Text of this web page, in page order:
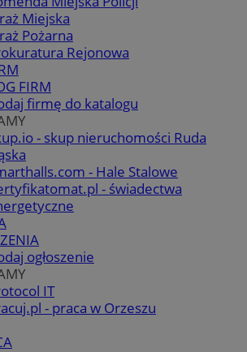
Miejska
Pożarna
Rejonowa
FIRM
firmę do katalogu
- skup nieruchomości Ruda
- Hale Stalowe
- świadectwa
ogłoszenie
IT
- praca w Orzeszu